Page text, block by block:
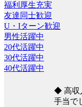
福利厚生充実
友達同士歓迎
U・Iターン歓迎
男性活躍中
20代活躍中
30代活躍中
40代活躍中
◆ 高収
手当で